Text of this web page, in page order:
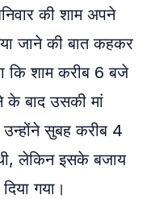
की शाम अपने
जाने की बात कहकर
कि शाम करीब 6 बजे
के बाद उसकी मां
उन्होंने सुबह करीब 4
लेकिन इसके बजाय
गया।